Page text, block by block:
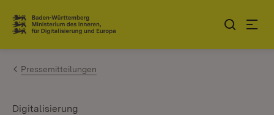
Zum Inhalt springen
Link zur Startseite
Pressemitteilungen
Digitalisierung